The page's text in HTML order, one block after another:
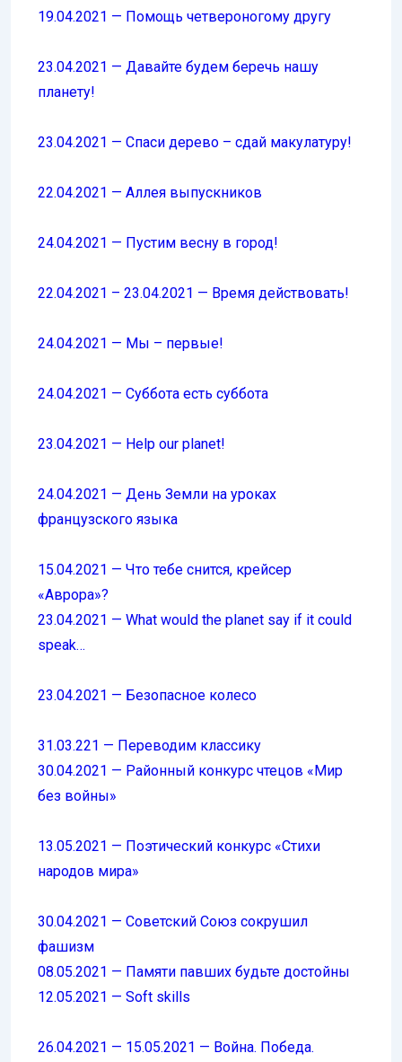
19.04.2021 — Помощь четвероногому другу
23.04.2021 — Давайте будем беречь нашу
планету!
23.04.2021 — Спаси дерево – сдай макулатуру!
22.04.2021 — Аллея выпускников
24.04.2021 — Пустим весну в город!
22.04.2021 – 23.04.2021 — Время действовать!
24.04.2021 — Мы – первые!
24.04.2021 — Суббота есть суббота
23.04.2021 — Help our planet!
24.04.2021 — День Земли на уроках
французского языка
15.04.2021 — Что тебе снится, крейсер
«Аврора»?
23.04.2021 — What would the planet say if it could
speak…
23.04.2021 — Безопасное колесо
31.03.221 — Переводим классику
30.04.2021 — Районный конкурс чтецов «Мир
без войны»
13.05.2021 — Поэтический конкурс «Стихи
народов мира»
30.04.2021 — Советский Союз сокрушил
фашизм
08.05.2021 — Памяти павших будьте достойны
12.05.2021 — Soft skills
26.04.2021 — 15.05.2021 — Война. Победа.